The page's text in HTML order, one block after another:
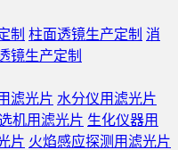
制 柱面透镜生产定制 消
镜生产定制
滤光片 水分仪用滤光片
机用滤光片 生化仪器用
片 火焰感应探测用滤光片